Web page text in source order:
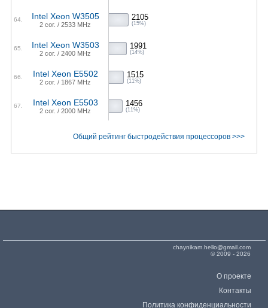
64. Intel Xeon W3505
2 cor. / 2533 MHz
2105
(15%)
65. Intel Xeon W3503
2 cor. / 2400 MHz
1991
(14%)
66. Intel Xeon E5502
2 cor. / 1867 MHz
1515
(11%)
67. Intel Xeon E5503
2 cor. / 2000 MHz
1456
(11%)
Общий рейтинг быстродействия процессоров >>>
chaynikam.hello@gmail.com
© 2009 - 2026
О проекте
Контакты
Политика конфиденциальности